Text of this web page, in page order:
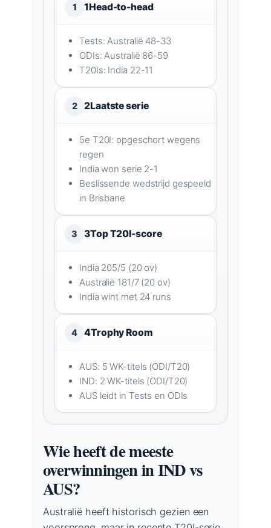
1 1Head-to-head
Tests: Australië 48-33
ODIs: Australië 86-59
T20Is: India 22-11
2 2Laatste serie
5e T20I: opgeschort wegens
regen
India won serie 2-1
Beslissende wedstrijd gespeeld
in Brisbane
3 3Top T20I-score
India 205/5 (20 ov)
Australië 181/7 (20 ov)
India wint met 24 runs
4 4Trophy Room
AUS: 5 WK-titels (ODI/T20)
IND: 2 WK-titels (ODI/T20)
AUS leidt in Tests en ODIs
Wie heeft de meeste
overwinningen in IND vs
AUS?
Australië heeft historisch gezien een